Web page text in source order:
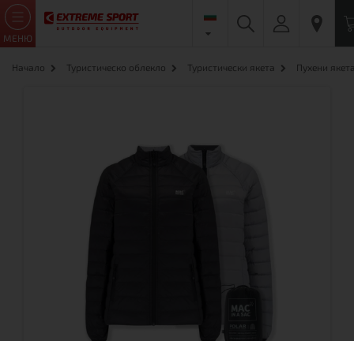
МЕНЮ
Начало Туристическо облекло Туристически якета Пухени